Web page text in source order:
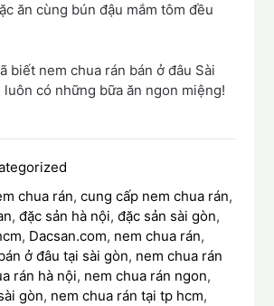
ăn cùng bún đậu mắm tôm đều
biết nem chua rán bán ở đâu Sài
luôn có những bữa ăn ngon miệng!
chua rán,cung cấp nem chua rán,
,đặc sản hà nội,đặc sản sài gòn,
, Dacsan.com, nem chua rán,
ở đâu tại sài gòn, nem chua rán
rán hà nội, nem chua rán ngon,
gòn, nem chua rán tại tp hcm,